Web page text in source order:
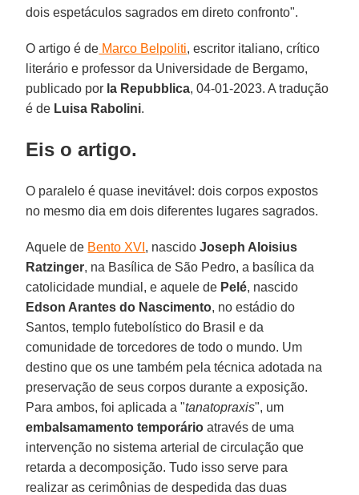
dois espetáculos sagrados em direto confronto".
O artigo é de Marco Belpoliti, escritor italiano, crítico
literário e professor da Universidade de Bergamo,
publicado por la Repubblica, 04-01-2023. A tradução
é de Luisa Rabolini.
Eis o artigo.
O paralelo é quase inevitável: dois corpos expostos
no mesmo dia em dois diferentes lugares sagrados.
Aquele de Bento XVI , nascidoJoseph Aloisius
Ratzinger, na Basílica de São Pedro, a basílica da
catolicidade mundial, e aquele de Pelé, nascido
Edson Arantes do Nascimento, no estádio do
Santos, templo futebolístico do Brasil e da
comunidade de torcedores de todo o mundo. Um
destino que os une também pela técnica adotada na
preservação de seus corpos durante a exposição.
Para ambos, foi aplicada a "tanatopraxis", um
embalsamamento temporário através de uma
intervenção no sistema arterial de circulação que
retarda a decomposição. Tudo isso serve para
realizar as cerimônias de despedida das duas